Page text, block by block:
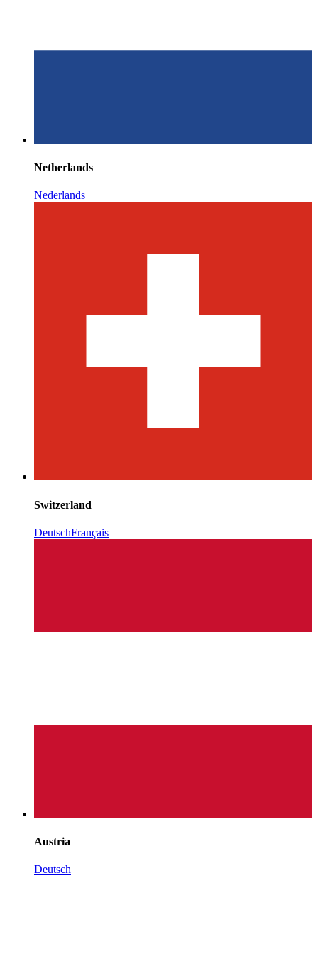
Netherlands
Nederlands
Switzerland
DeutschFrançais
Austria
Deutsch